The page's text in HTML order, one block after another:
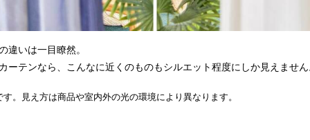
違いは一目瞭然。
ーテンなら、こんなに近くのものもシルエット程度にしか見えませ
。見え方は商品や室内外の光の環境により異なります。